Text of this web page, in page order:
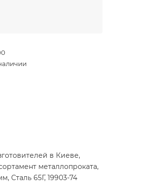
в Киеве,
металлопроката,
Сталь 65Г, 19903-74